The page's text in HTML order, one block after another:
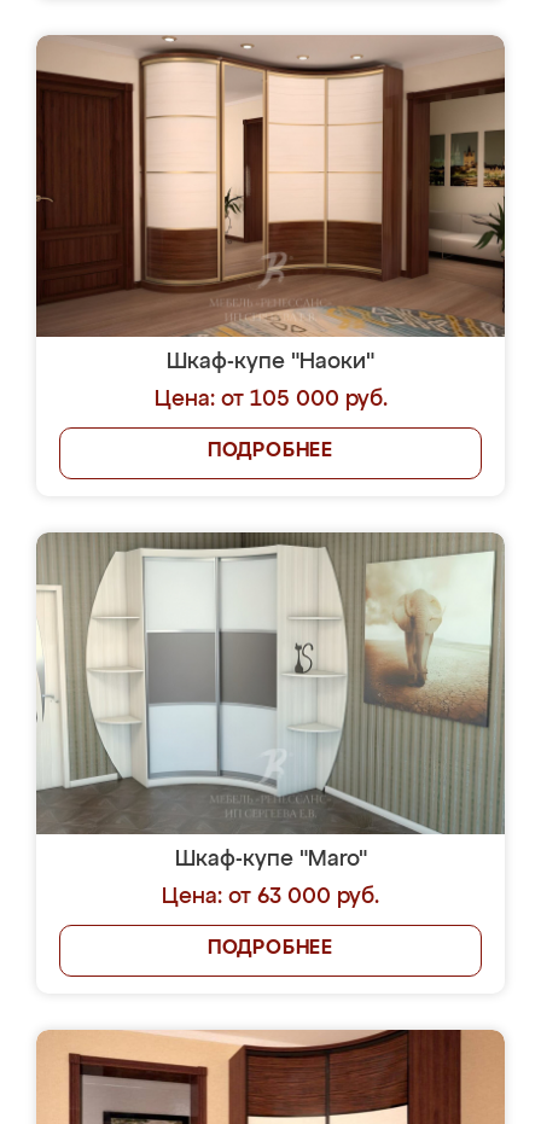
Шкаф-купе "Наоки"
Цена: от 105 000 руб.
ПОДРОБНЕЕ
Шкаф-купе "Maro"
Цена: от 63 000 руб.
ПОДРОБНЕЕ